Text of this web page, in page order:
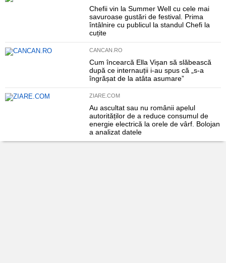
Chefii vin la Summer Well cu cele mai
savuroase gustări de festival. Prima
întâlnire cu publicul la standul Chefi la
cuțite
CANCAN.RO
Cum încearcă Ella Vișan să slăbească
după ce internauții i-au spus că „s-a
îngrășat de la atâta asumare”
ZIARE.COM
Au ascultat sau nu românii apelul
autorităților de a reduce consumul de
energie electrică la orele de vârf. Bolojan
a analizat datele